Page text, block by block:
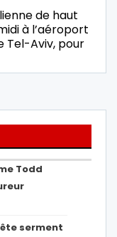
de haut
à l’aéroport
Tel-Aviv, pour
Todd
serment